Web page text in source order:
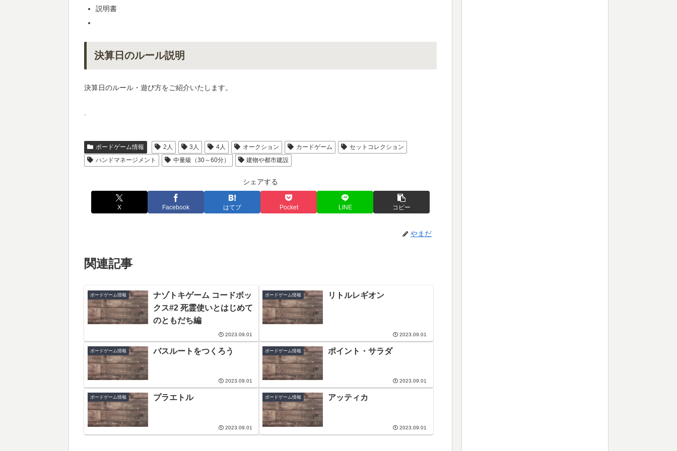
説明書
決算日のルール説明
決算日のルール・遊び方をご紹介いたします。
.
ボードゲーム情報 2人 3人 4人 オークション カードゲーム
セットコレクション
ハンドマネージメント
中量級（30～60分） 建物や都市建設
シェアする
X Facebook はてブ Pocket LINE コピー
やまだ
関連記事
ボードゲーム情報
ナゾトキゲーム コードボッ
クス#2 死霊使いとはじめて
のともだち編
2023.09.01
ボードゲーム情報 リトルレギオン
2023.09.01
ボードゲーム情報 バスルートをつくろう
2023.09.01
ボードゲーム情報 ポイント・サラダ
2023.09.01
ボードゲーム情報 プラエトル
2023.09.01
ボードゲーム情報 アッティカ
2023.09.01